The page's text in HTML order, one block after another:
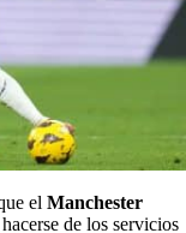
el Manchester
de los servicios